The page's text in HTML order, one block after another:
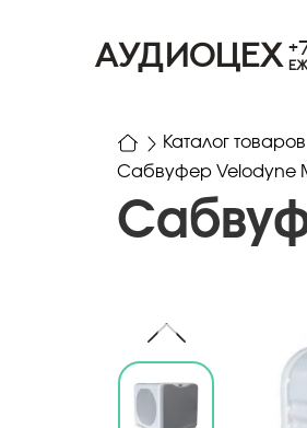
АУДИОЦЕХ
Каталог товаров
Сабвуфер Velodyne